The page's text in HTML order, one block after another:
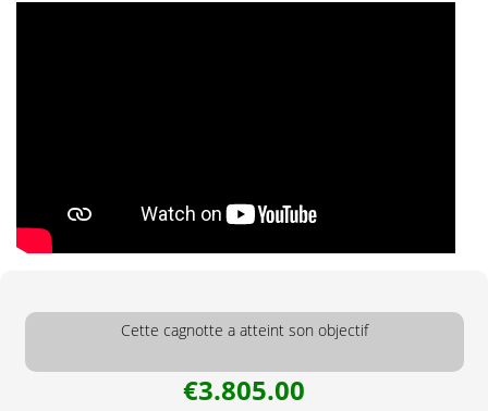
Cette cagnotte a atteint son objectif
€3.805.00